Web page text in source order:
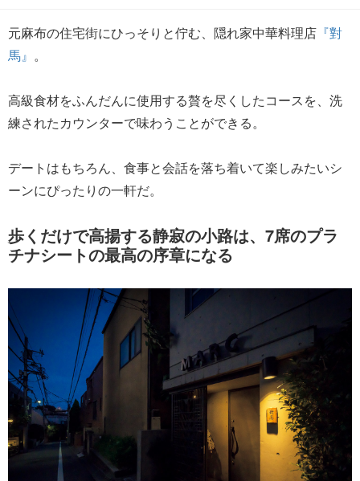
元麻布の住宅街にひっそりと佇む、隠れ家中華料理店 『對
馬』 。
高級食材をふんだんに使用する贅を尽くしたコースを、洗
練されたカウンターで味わうことができる。
デートはもちろん、食事と会話を落ち着いて楽しみたいシ
ーンにぴったりの一軒だ。
歩くだけで高揚する静寂の小路は、7席のプラ
チナシートの最高の序章になる